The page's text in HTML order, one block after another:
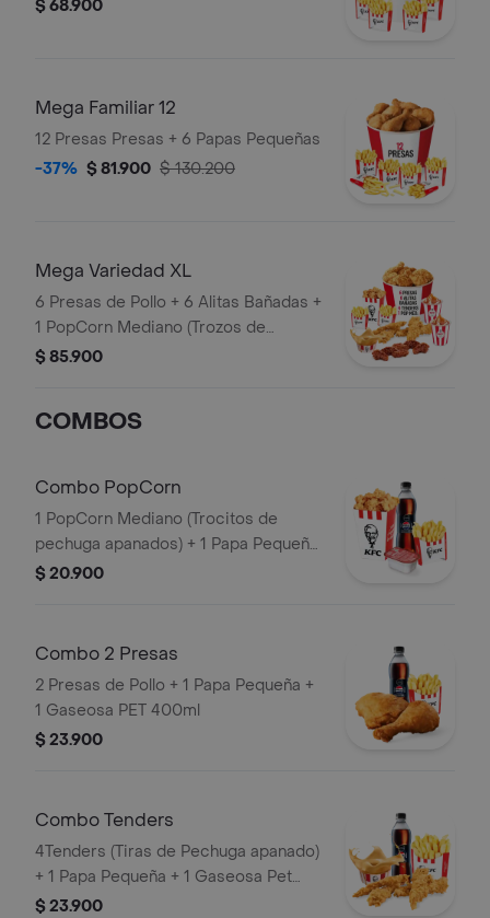
$ 68.900
Mega Familiar 12
12 Presas Presas + 6 Papas Pequeñas
-37% $ 81.900 $ 130.200
Mega Variedad XL
6 Presas de Pollo + 6 Alitas Bañadas +
1 PopCorn Mediano (Trozos de
pechuga apanados) + 4 Tenders (Tiras
Balde de Salsa 100g
$ 85.900
COMBOS
Combo PopCorn
1 PopCorn Mediano (Trocitos de
pechuga apanados) + 1 Papa Pequeña
+ 1 Gaseosa PET 400ml + 1 Blister de
$ 20.900
Combo 2 Presas
2 Presas de Pollo + 1 Papa Pequeña +
1 Gaseosa PET 400ml
$ 23.900
Combo Tenders
4Tenders (Tiras de Pechuga apanado)
+ 1 Papa Pequeña + 1 Gaseosa Pet
$ 23.900